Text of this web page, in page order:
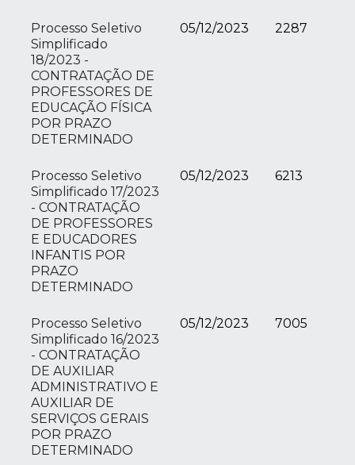
Processo Seletivo
Simplificado
18/2023 -
CONTRATAÇÃO DE
PROFESSORES DE
EDUCAÇÃO FÍSICA
POR PRAZO
DETERMINADO
05/12/2023 2287
Processo Seletivo
Simplificado 17/2023
- CONTRATAÇÃO
DE PROFESSORES
E EDUCADORES
INFANTIS POR
PRAZO
DETERMINADO
05/12/2023 6213
Processo Seletivo
Simplificado 16/2023
- CONTRATAÇÃO
DE AUXILIAR
ADMINISTRATIVO E
AUXILIAR DE
SERVIÇOS GERAIS
POR PRAZO
DETERMINADO
05/12/2023 7005